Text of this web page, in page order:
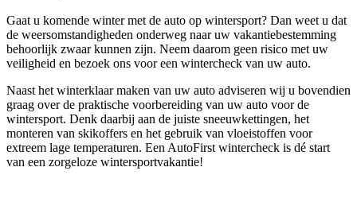
Gaat u komende winter met de auto op wintersport? Dan weet u dat
de weersomstandigheden onderweg naar uw vakantiebestemming
behoorlijk zwaar kunnen zijn. Neem daarom geen risico met uw
veiligheid en bezoek ons voor een wintercheck van uw auto.
Naast het winterklaar maken van uw auto adviseren wij u bovendien
graag over de praktische voorbereiding van uw auto voor de
wintersport. Denk daarbij aan de juiste sneeuwkettingen, het
monteren van skikoffers en het gebruik van vloeistoffen voor
extreem lage temperaturen. Een AutoFirst wintercheck is dé start
van een zorgeloze wintersportvakantie!